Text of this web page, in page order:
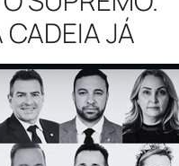
JÁ